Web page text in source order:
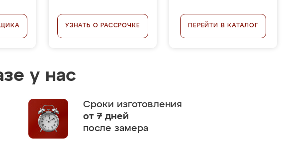
УЗНАТЬ О РАССРОЧКЕ ПЕРЕЙТИ В КАТАЛОГ
у нас
Сроки изготовления
от 7 дней
после замера